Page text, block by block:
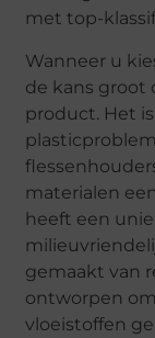
met top-
Wanneer u
de kans groot
product. Het
materialen
heeft een
gemaakt van
ontworpen
vloeistoffen